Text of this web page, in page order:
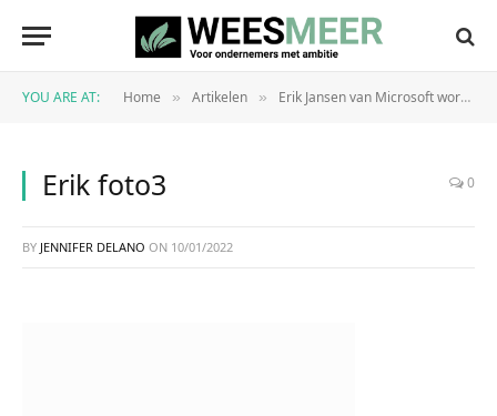
YOU ARE AT: Home » Artikelen » Erik Jansen van Microsoft wordt Director Financial Services Industry bij Pegamento
Erik foto3 0
BY JENNIFER DELANO ON 10/01/2022